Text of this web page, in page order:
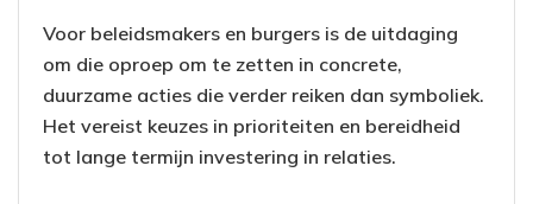
Voor beleidsmakers en burgers is de uitdaging
om die oproep om te zetten in concrete,
duurzame acties die verder reiken dan symboliek.
Het vereist keuzes in prioriteiten en bereidheid
tot lange termijn investering in relaties.